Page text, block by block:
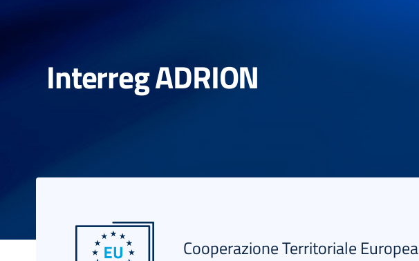
Interreg ADRION
Cooperazione Territoriale Europea